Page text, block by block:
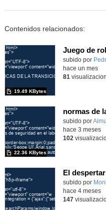
Contenidos relacionados:
Juego de
Contenido
subido por
19.49 KBytes
hace un mes
81
normas de
Contenido
subido por
22.36 KBytes
hace 3 meses
102
El
Contenido
subido por
hace 4 meses
147